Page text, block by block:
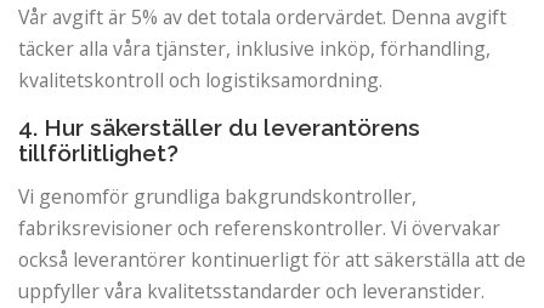
Vår avgift är 5% av det totala ordervärdet. Denna avgift
täcker alla våra tjänster, inklusive inköp, förhandling,
kvalitetskontroll och logistiksamordning.
4. Hur säkerställer du leverantörens
tillförlitlighet?
Vi genomför grundliga bakgrundskontroller,
fabriksrevisioner och referenskontroller. Vi övervakar
också leverantörer kontinuerligt för att säkerställa att de
uppfyller våra kvalitetsstandarder och leveranstider.